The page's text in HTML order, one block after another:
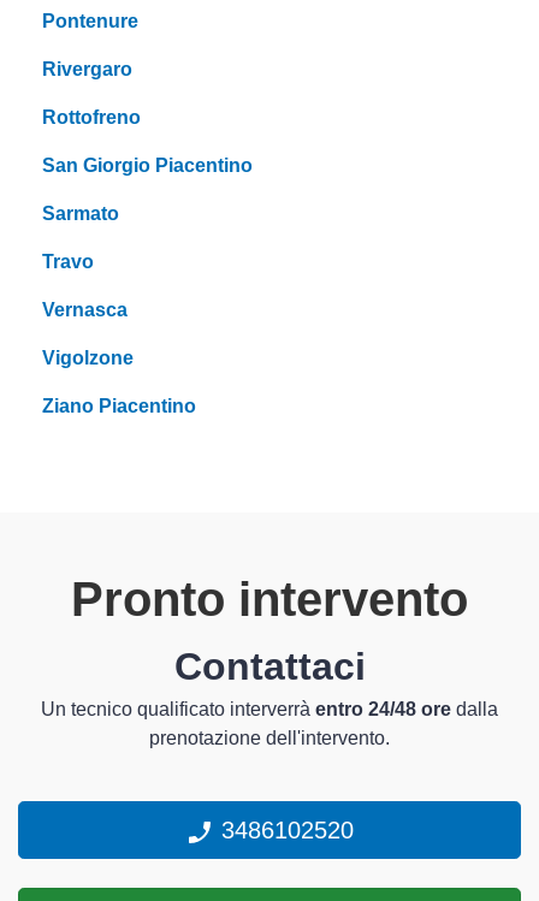
Pontenure
Rivergaro
Rottofreno
San Giorgio Piacentino
Sarmato
Travo
Vernasca
Vigolzone
Ziano Piacentino
Pronto intervento
Contattaci
Un tecnico qualificato interverrà entro 24/48 ore dalla
prenotazione dell'intervento.
3486102520